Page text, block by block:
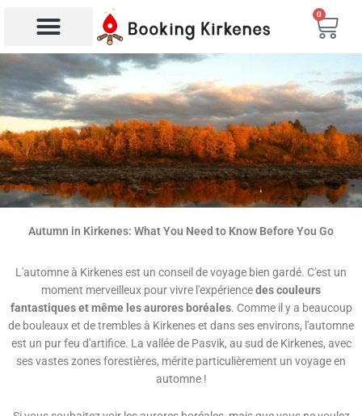
0
Autumn in Kirkenes: What You Need to Know Before You Go
L'automne à Kirkenes est un conseil de voyage bien gardé. C'est un
moment merveilleux pour vivre l'expériencedes couleurs
fantastiques et même les aurores boréales. Comme il y a beaucoup
de bouleaux et de trembles à Kirkenes et dans ses environs, l'automne
est un pur feu d'artifice. La vallée de Pasvik, au sud de Kirkenes, avec
ses vastes zones forestières, mérite particulièrement un voyage en
automne !